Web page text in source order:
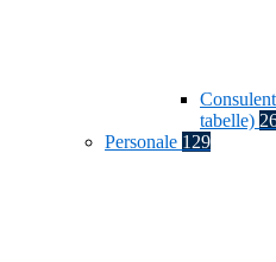
tabelle)
Personale 129